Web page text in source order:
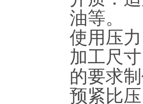
油等。
使用压
加工尺
的要求
预紧比